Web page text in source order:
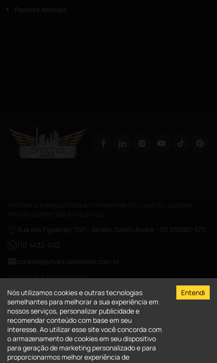
Rua das Figueiras, 1121 - Jardim, Santo André - SP, 09080-370
(11) 4432-4112
contato@invictusimoveis.com.br
Horário de funcionamento
Segunda a sexta das 08:00-18:00
Sábados das 09:00-13:00
CRECI-026017-J
A Invictus Imóveis
Quem Somos
Imóveis
Nós utilizamos cookies e outras tecnologias
semelhantes para melhorar a sua experiência em
nossos serviços, personalizar publicidade e
recomendar conteúdo com base em seu
interesse. Ao utilizar esse site você concorda com
o armazenamento de cookies em seu dispositivo
para geração de marketing personalizado e para
proporcionarmos melhor experiência de
Entendi